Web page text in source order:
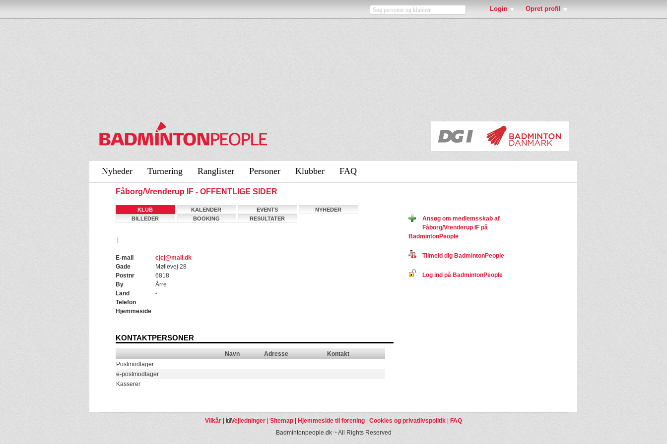
Login Opret profil
Nyheder Turnering Ranglister Personer Klubber FAQ
Fåborg/Vrenderup IF - OFFENTLIGE SIDER
KLUB KALENDER EVENTS
NYHEDER
BILLEDER
BOOKING RESULTATER
E-mail
cjcj@mail.dk
Gade
Møllevej 28
Postnr
6818
By
Årre
Land
-
Telefon
Hjemmeside
KONTAKTPERSONER
Navn Adresse
Kontakt
Postmodtager
e-postmodtager
Kasserer
Ansøg om medlemsskab af
Fåborg/Vrenderup IF på
BadmintonPeople
Tilmeld dig BadmintonPeople
Log ind på BadmintonPeople
Vilkår Vejledninger Sitemap Hjemmeside til forening Cookies og privatlivspolitik
FAQ
Badmintonpeople.dk ~ All Rights Reserved